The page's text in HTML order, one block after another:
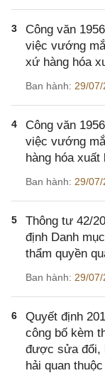
3
Công văn
việc vướng
xứ hàng hóa
Ban hành: 29/07/
4
Công văn
việc vướng
hàng hóa xuất
Ban hành: 29/07/
5
Thông tư 42/
định Danh
thẩm quyền
Ban hành: 29/07/
6
Quyết định
công bố kèm
được sửa đổi,
hải quan